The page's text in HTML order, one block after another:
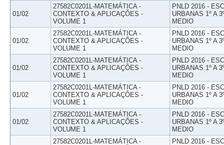
01/02
27582C0201L-MATEMÁTICA -
CONTEXTO & APLICAÇÕES -
VOLUME 1
PNLD 2016 -
URBANAS 1º A
MEDIO
01/02
27582C0201L-MATEMÁTICA -
CONTEXTO & APLICAÇÕES -
VOLUME 1
PNLD 2016 -
URBANAS 1º A
MEDIO
01/02
27582C0201L-MATEMÁTICA -
CONTEXTO & APLICAÇÕES -
VOLUME 1
PNLD 2016 -
URBANAS 1º A
MEDIO
01/02
27582C0201L-MATEMÁTICA -
CONTEXTO & APLICAÇÕES -
VOLUME 1
PNLD 2016 -
URBANAS 1º A
MEDIO
01/02
27582C0201L-MATEMÁTICA -
CONTEXTO & APLICAÇÕES -
VOLUME 1
PNLD 2016 -
URBANAS 1º A
MEDIO
27582C0201L-MATEMÁTICA -
PNLD 2016 -